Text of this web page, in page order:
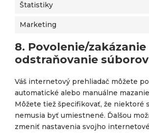
Štatistiky
Marketing
8. Povolenie/zakázanie
odstraňovanie
Váš internetový prehliadač môžete
automatické alebo manuálne
Môžete tiež špecifikovať, že niektoré
nemusia byť umiestnené. Ďalšou
zmeniť nastavenia svojho